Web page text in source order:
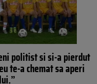
politist si si-a pierdut
te-a chemat sa aperi